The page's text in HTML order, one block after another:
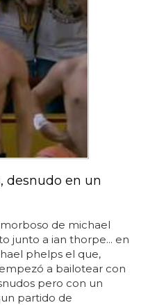
desnudo en un
de michael
junto a ian thorpe... en
phelps el que,
a bailotear con
pero con un
partido de